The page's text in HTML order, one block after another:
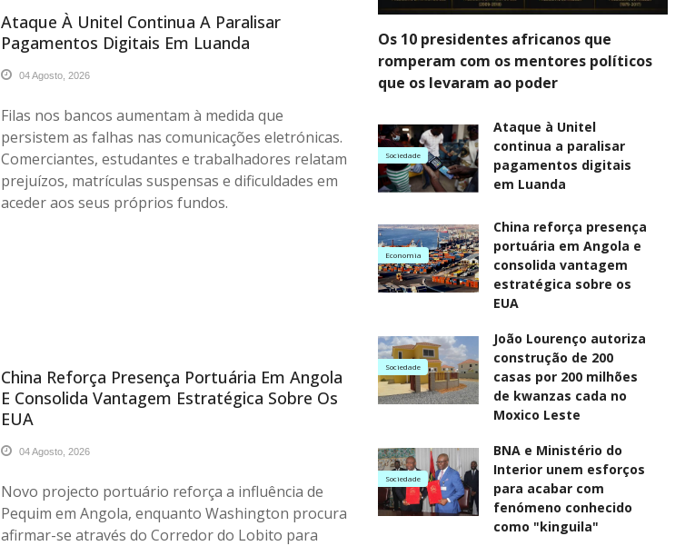
Ataque À Unitel Continua A Paralisar
Pagamentos Digitais Em Luanda
04 Agosto, 2026
Filas nos bancos aumentam à medida que
persistem as falhas nas comunicações eletrónicas.
Comerciantes, estudantes e trabalhadores relatam
prejuízos, matrículas suspensas e dificuldades em
aceder aos seus próprios fundos.
China Reforça Presença Portuária Em Angola
E Consolida Vantagem Estratégica Sobre Os
EUA
04 Agosto, 2026
Novo projecto portuário reforça a influência de
Pequim em Angola, enquanto Washington procura
afirmar-se através do Corredor do Lobito para
Os 10 presidentes africanos que
romperam com os mentores políticos
que os levaram ao poder
Sociedade
Ataque à Unitel
continua a paralisar
pagamentos digitais
em Luanda
Economia
China reforça presença
portuária em Angola e
consolida vantagem
estratégica sobre os
EUA
Sociedade
João Lourenço autoriza
construção de 200
casas por 200 milhões
de kwanzas cada no
Moxico Leste
Sociedade
BNA e Ministério do
Interior unem esforços
para acabar com
fenómeno conhecido
como "kinguila"